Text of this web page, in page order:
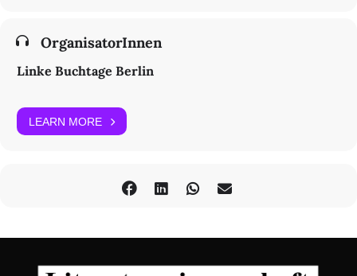
OrganisatorInnen
Linke Buchtage Berlin
LEARN MORE